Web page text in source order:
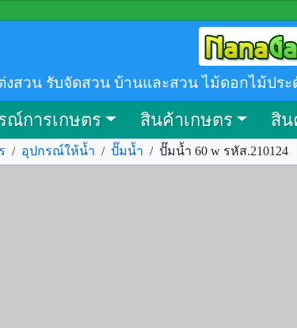
สวน รับจัดสวน บ้านและสวน ไม้ดอกไม้ปร
ณ์การเกษตร สินค้าเกษตร สิน
/ อุปกรณ์ให้น้ำ / ปั๊มน้ำ / ปั๊มน้ำ 60 w รหัส.210124